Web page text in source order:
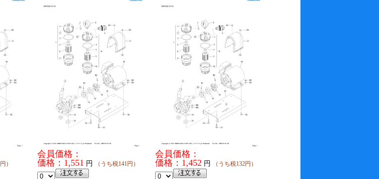
）
会員価格：
価格：1,551 円 （うち税141円）
会員価格：
価格：1,452 円 （うち税132円）